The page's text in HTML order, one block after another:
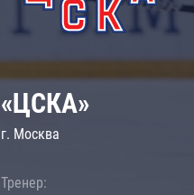
«ЦСКА»
г. Москва
Тренер: